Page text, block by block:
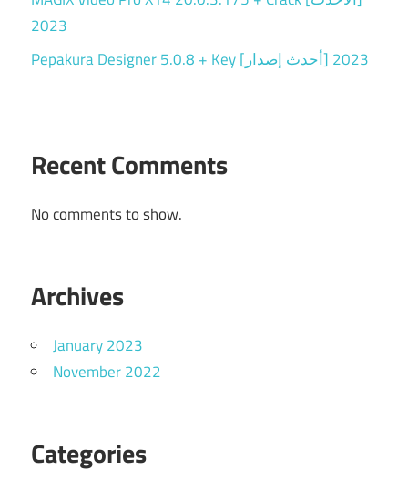
2023
Pepakura Designer 5.0.8 + Key [أحدث إصدار] 2023
Recent Comments
No comments to show.
Archives
January 2023
November 2022
Categories